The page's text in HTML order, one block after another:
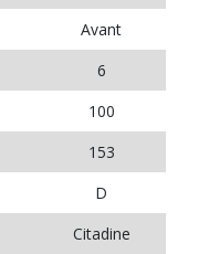
Avant
6
100
153
D
Citadine